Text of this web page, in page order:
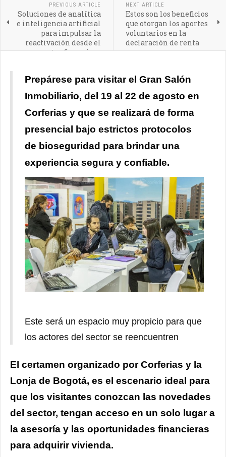
PREVIOUS ARTICLE
Soluciones de analítica
e inteligencia artificial
para impulsar la
reactivación desde el
sector financiero
NEXT ARTICLE
Estos son los beneficios
que otorgan los aportes
voluntarios en la
declaración de renta
Prepárese para visitar el Gran Salón
Inmobiliario, del 19 al 22 de agosto en
Corferias y que se realizará de forma
presencial bajo estrictos protocolos
de bioseguridad para brindar una
experiencia segura y confiable.
Este será un espacio muy propicio para que
los actores del sector se reencuentren
El certamen organizado por Corferias y la
Lonja de Bogotá, es el escenario ideal para
que los visitantes conozcan las novedades
del sector, tengan acceso en un solo lugar a
la asesoría y las oportunidades financieras
para adquirir vivienda.